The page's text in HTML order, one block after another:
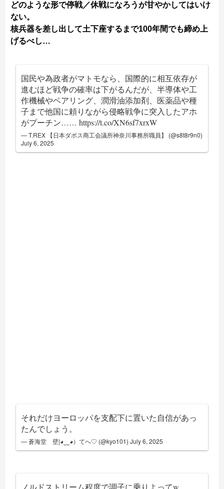
どのような形で停戦／休戦になろうが甘やかしてはいけ
ない。
核兵器を差し出して土下座するまで100年間でも締め上
げるべし…
国民や為政者がマトモなら、国際的に相互依存が
進むほど戦争の確率は下がるんだが、半導体や工
作機械やベアリング、潤滑油添加剤、医薬品や種
子まで他国に頼りながら侵略戦争に突入したアホ
がプーチン……https://t.co/XN6sf7xrxW
— T.REX 【日本ダボス商工会議所神奈川事務所職員】 (@s8t8r9n0)
July 6, 2025
それだけヨーロッパを支配下に置いた自信があっ
たんでしょう。
— 蒼海堂 壁|◕‿‿◕）てへ♡ (@kyo101)July 6, 2025